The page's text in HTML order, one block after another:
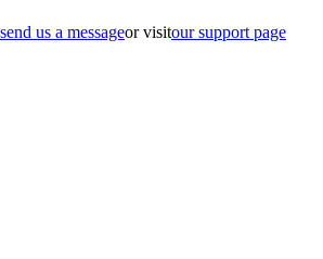
send us a messageor visitour support page